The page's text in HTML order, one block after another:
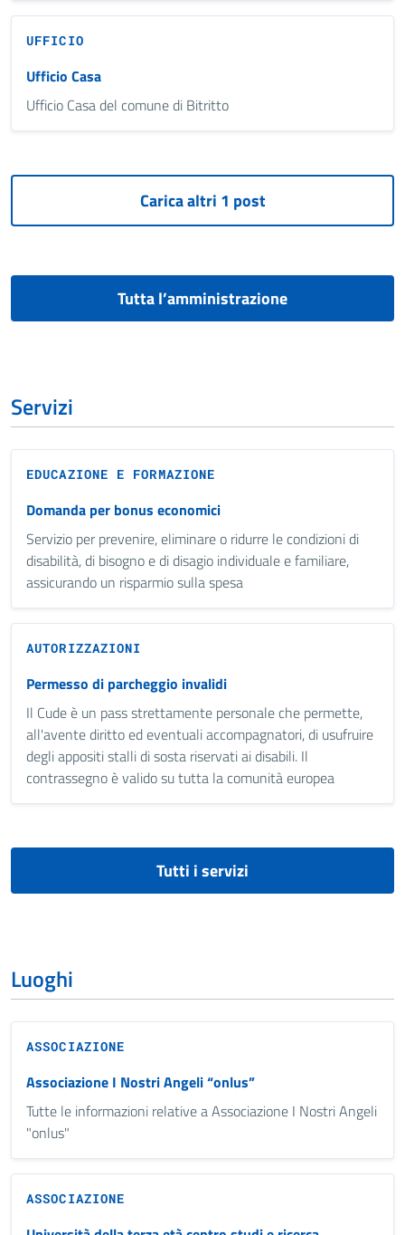
UFFICIO
Ufficio Casa
Ufficio Casa del comune di Bitritto
Tutta l’amministrazione
Servizi
EDUCAZIONE E FORMAZIONE
Domanda per bonus economici
Servizio per prevenire, eliminare o ridurre le condizioni di
disabilità, di bisogno e di disagio individuale e familiare,
assicurando un risparmio sulla spesa
AUTORIZZAZIONI
Permesso di parcheggio invalidi
Il Cude è un pass strettamente personale che permette,
all'avente diritto ed eventuali accompagnatori, di usufruire
degli appositi stalli di sosta riservati ai disabili. Il
contrassegno è valido su tutta la comunità europea
Tutti i servizi
Luoghi
ASSOCIAZIONE
Associazione I Nostri Angeli “onlus”
Tutte le informazioni relative a Associazione I Nostri Angeli
"onlus"
ASSOCIAZIONE